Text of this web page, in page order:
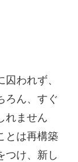
われず、
ろん、すぐ
れません
とは再構築
つけ、新し